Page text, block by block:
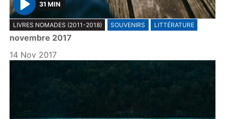
P
l
a
y
31 MIN
LIVRES NOMADES (2011-2018) SOUVENIRS LITTÉRATURE
novembre 2017
14 Nov 2017